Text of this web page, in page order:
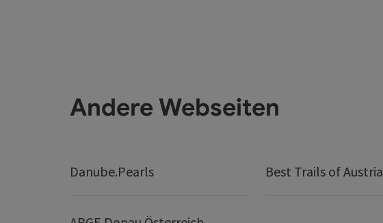
Andere Webseiten
Danube.Pearls Best Trails of Austria